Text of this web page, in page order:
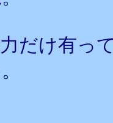
だけ有っ